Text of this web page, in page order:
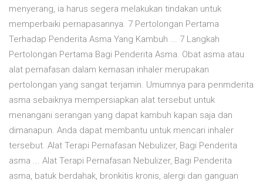
menyerang, ia harus segera melakukan tindakan untuk
memperbaiki pernapasannya. 7 Pertolongan Pertama
Terhadap Penderita Asma Yang Kambuh ... 7 Langkah
Pertolongan Pertama Bagi Penderita Asma. Obat asma atau
alat pernafasan dalam kemasan inhaler merupakan
pertolongan yang sangat terjamin. Umumnya para penmderita
asma sebaiknya mempersiapkan alat tersebut untuk
menangani serangan yang dapat kambuh kapan saja dan
dimanapun. Anda dapat membantu untuk mencari inhaler
tersebut. Alat Terapi Pernafasan Nebulizer, Bagi Penderita
asma ... Alat Terapi Pernafasan Nebulizer, Bagi Penderita
asma, batuk berdahak, bronkitis kronis, alergi dan ganguan